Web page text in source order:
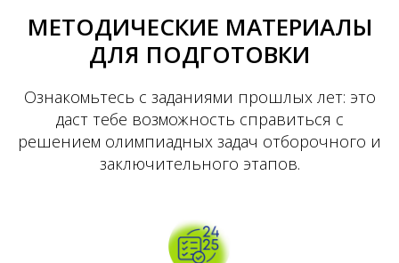
МЕТОДИЧЕСКИЕ МАТЕРИАЛЫ
ДЛЯ ПОДГОТОВКИ
Ознакомьтесь с заданиями прошлых лет: это
даст тебе возможность справиться с
решением олимпиадных задач отборочного и
заключительного этапов.